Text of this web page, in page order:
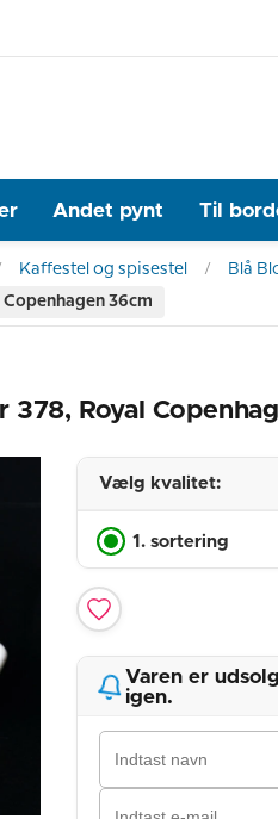
Andet pynt Til
Kaffestel og spisestel
Blå
36cm
Royal
Vælg kvalitet:
1. sortering
Varen er
igen.